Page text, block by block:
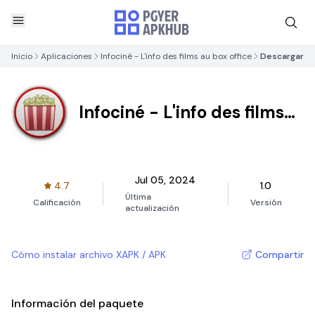
Inicio Aplicaciones Infociné - L'info des films au box office Descargar
Infociné - L'info des films
4.7
Calificación
Jul 05, 2024
Última
actualización
1.0
Versión
Cómo instalar archivo XAPK / APK Compartir
Información del paquete